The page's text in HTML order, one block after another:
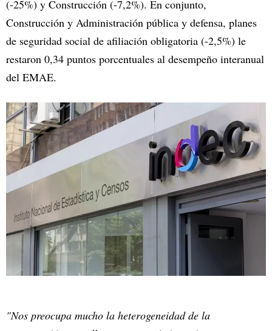
(-25%) y Construcción (-7,2%). En conjunto,
Construcción y Administración pública y defensa, planes
de seguridad social de afiliación obligatoria (-2,5%) le
restaron 0,34 puntos porcentuales al desempeño interanual
del EMAE.
"Nos preocupa mucho la heterogeneidad de la